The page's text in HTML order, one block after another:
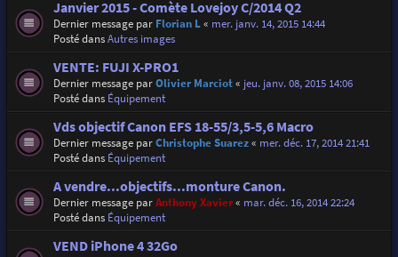
Janvier 2015 - Comète Lovejoy C/2014 Q2
Dernier message par Florian L« mer. janv. 14, 2015 14:44
Posté dansAutres images
VENTE: FUJI X-PRO1
Dernier message parOlivier Marciot« jeu. janv. 08, 2015 14:06
Posté dans Équipement
Vds objectif Canon EFS 18-55/3,5-5,6 Macro
Dernier message parChristophe Suarez« mer. déc. 17, 2014 21:41
Posté dans Équipement
A vendre...objectifs...monture Canon.
Dernier message parAnthony Xavier« mar. déc. 16, 2014 22:24
Posté dans Équipement
VEND iPhone 4 32Go